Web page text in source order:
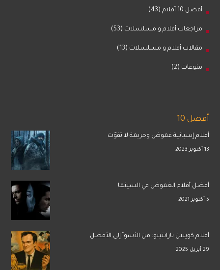
أفضل 10 أفلام (43)
مراجعات أفلام و مسلسلات (53)
مقالات أفلام و مسلسلات (13)
منوعات (2)
أفضل 10
أفلام إسبانية غموض وجريمة لا تفوّت
13 أكتوبر 2023
أفضل أفلام الغموض في السينما
5 أكتوبر 2021
أفلام كوينتن تارانتينو: من الأسوأ إلى الأفضل
29 أبريل 2025